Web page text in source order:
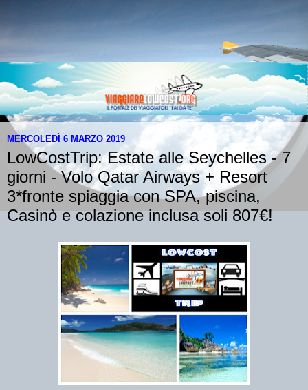
MERCOLEDÌ 6 MARZO 2019
LowCostTrip: Estate alle Seychelles - 7
giorni - Volo Qatar Airways + Resort
3*fronte spiaggia con SPA, piscina,
Casinò e colazione inclusa soli 807€!